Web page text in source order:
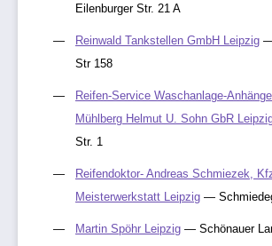
Eilenburger Str. 21 A
Reinwald Tankstellen GmbH Leipzig —
Str 158
Reifen-Service Waschanlage-
Mühlberg Helmut U. Sohn GbR
Str. 1
Reifendoktor- Andreas Schmiezek,
Meisterwerkstatt Leipzig —
Martin Spöhr Leipzig — Schönauer